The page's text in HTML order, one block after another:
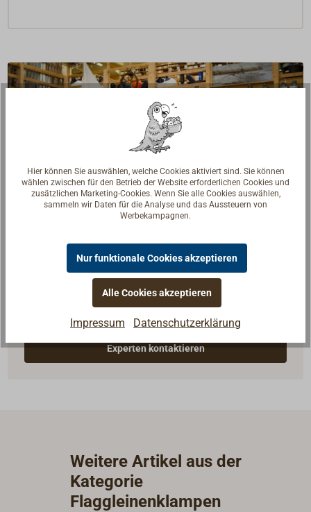
Fragen zum Artikel?
Reden Sie mit Handwerkern, Bootsbauern und
Seglerinnen. Wir verstehen Ihre Fragen und geben die
passende Antwort.
Experten kontaktieren
Weitere Artikel aus der
Kategorie
Flaggleinenklampen
Hier können Sie auswählen, welche Cookies aktiviert sind. Sie können
wählen zwischen für den Betrieb der Website erforderlichen Cookies und
zusätzlichen Marketing-Cookies. Wenn Sie alle Cookies auswählen,
sammeln wir Daten für die Analyse und das Aussteuern von
Werbekampagnen.
Nur funktionale Cookies akzeptieren
Alle Cookies akzeptieren
Impressum Datenschutzerklärung